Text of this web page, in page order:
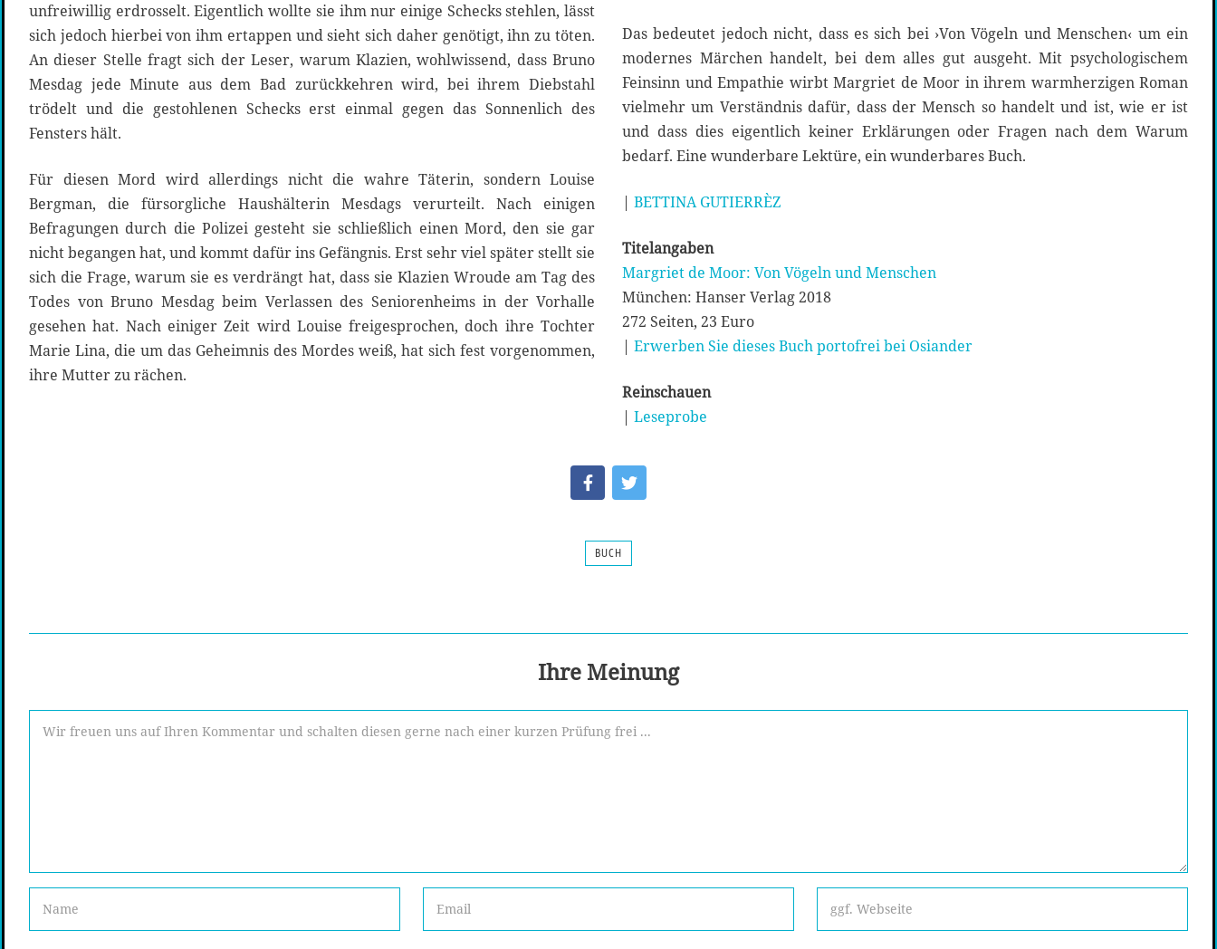
unfreiwillig erdrosselt. Eigentlich wollte sie ihm nur einige Schecks stehlen, lässt
sich jedoch hierbei von ihm ertappen und sieht sich daher genötigt, ihn zu töten.
An dieser Stelle fragt sich der Leser, warum Klazien, wohlwissend, dass Bruno
Mesdag jede Minute aus dem Bad zurückkehren wird, bei ihrem Diebstahl
trödelt und die gestohlenen Schecks erst einmal gegen das Sonnenlich des
Fensters hält.
Für diesen Mord wird allerdings nicht die wahre Täterin, sondern Louise
Bergman, die fürsorgliche Haushälterin Mesdags verurteilt. Nach einigen
Befragungen durch die Polizei gesteht sie schließlich einen Mord, den sie gar
nicht begangen hat, und kommt dafür ins Gefängnis. Erst sehr viel später stellt sie
sich die Frage, warum sie es verdrängt hat, dass sie Klazien Wroude am Tag des
Todes von Bruno Mesdag beim Verlassen des Seniorenheims in der Vorhalle
gesehen hat. Nach einiger Zeit wird Louise freigesprochen, doch ihre Tochter
Marie Lina, die um das Geheimnis des Mordes weiß, hat sich fest vorgenommen,
ihre Mutter zu rächen.
Das bedeutet jedoch nicht, dass es sich bei ›Von Vögeln und Menschen‹ um ein
modernes Märchen handelt, bei dem alles gut ausgeht. Mit psychologischem
Feinsinn und Empathie wirbt Margriet de Moor in ihrem warmherzigen Roman
vielmehr um Verständnis dafür, dass der Mensch so handelt und ist, wie er ist
und dass dies eigentlich keiner Erklärungen oder Fragen nach dem Warum
bedarf. Eine wunderbare Lektüre, ein wunderbares Buch.
| BETTINA GUTIERRÈZ
Titelangaben
Margriet de Moor: Von Vögeln und Menschen
München: Hanser Verlag 2018
272 Seiten, 23 Euro
| Erwerben Sie dieses Buch portofrei bei Osiander
Reinschauen
| Leseprobe
BUCH
Ihre Meinung